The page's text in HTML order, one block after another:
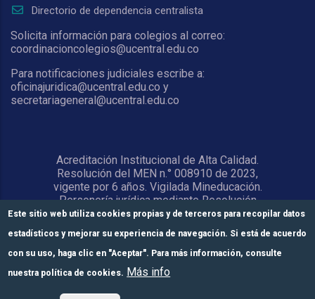
Directorio de dependencia centralista
Solicita información para colegios al correo:
coordinacioncolegios@ucentral.edu.co
Para notificaciones judiciales escribe a:
oficinajuridica@ucentral.edu.co y
secretariageneral@ucentral.edu.co
Acreditación Institucional de Alta Calidad.
Resolución del MEN n.° 008910 de 2023,
vigente por 6 años. Vigilada Mineducación.
Personería jurídica mediante Resolución
1876 del 5 de junio de 1967. Reconocida
como Universidad por el Ministerio de
Educación Nacional mediante Resolución
15818 del 31 de octubre de 1978.
© Universidad Central 2026
Este sitio web utiliza cookies propias y de terceros para recopilar datos
estadísticos y mejorar su experiencia de navegación. Si está de acuerdo
con su uso, haga clic en "Aceptar". Para más información, consulte
nuestra política de cookies. Más info